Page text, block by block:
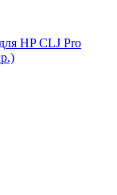
HP CLJ Pro